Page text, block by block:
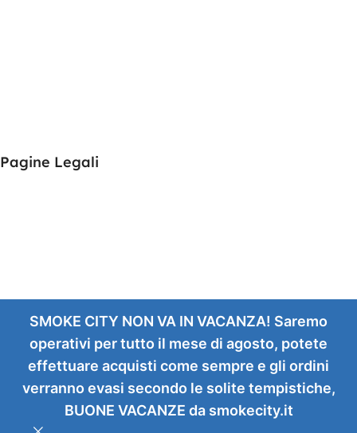
SMOKE CITY NON VA IN VACANZA! Saremo
operativi per tutto il mese di agosto, potete
effettuare acquisti come sempre e gli ordini
verranno evasi secondo le solite tempistiche,
BUONE VACANZE da smokecity.it
Pagine Legali
Download App On Mobile:
15% discount on your first purchase
Serie M
Coil
Geekvape
Resistenze
20,00€
IVA
Seleziona
Opzioni
Compra
Ora